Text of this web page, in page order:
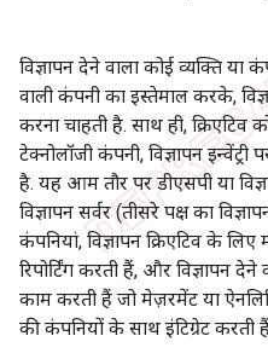
विज्ञापन देने वाला कोई व्यक्ति
वाली कंपनी का इस्तेमाल करके,
करना चाहती है. साथ ही, क्रिएटिव
टेक्नोलॉजी कंपनी, विज्ञापन इन्वेंट्री
है. यह आम तौर पर डीएसपी या
विज्ञापन सर्वर (तीसरे पक्ष का
कंपनियां, विज्ञापन क्रिएटिव के
रिपोर्टिंग करती हैं, और विज्ञापन
काम करती हैं जो मेज़रमेंट या
की कंपनियों के साथ इंटिग्रेट करती